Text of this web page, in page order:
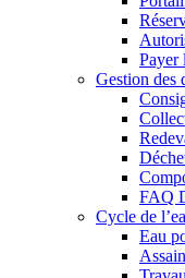
Payer
Gestion des
FAQ
Cycle de
Eau